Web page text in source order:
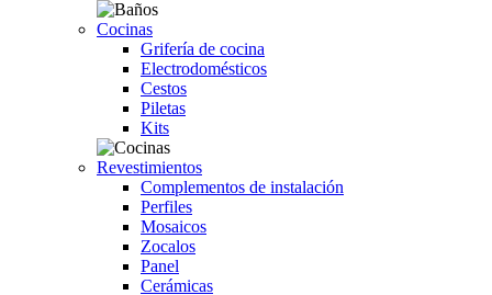
Cocinas
Grifería de cocina
Electrodomésticos
Cestos
Piletas
Kits
Revestimientos
Complementos de instalación
Perfiles
Mosaicos
Zocalos
Panel
Cerámicas